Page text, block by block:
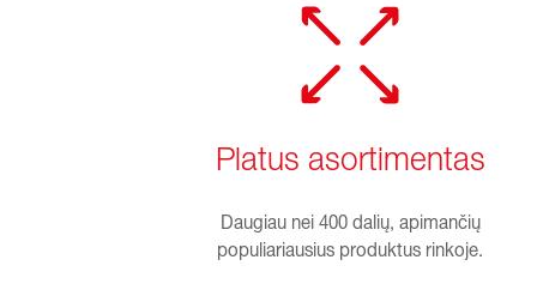
Platus asortimentas
Daugiau nei 400 dalių, apimančių
populiariausius produktus rinkoje.